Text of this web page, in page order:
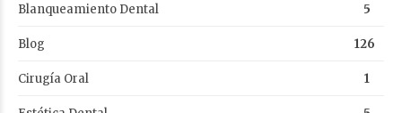
Blanqueamiento Dental 5
Blog 126
Cirugía Oral 1